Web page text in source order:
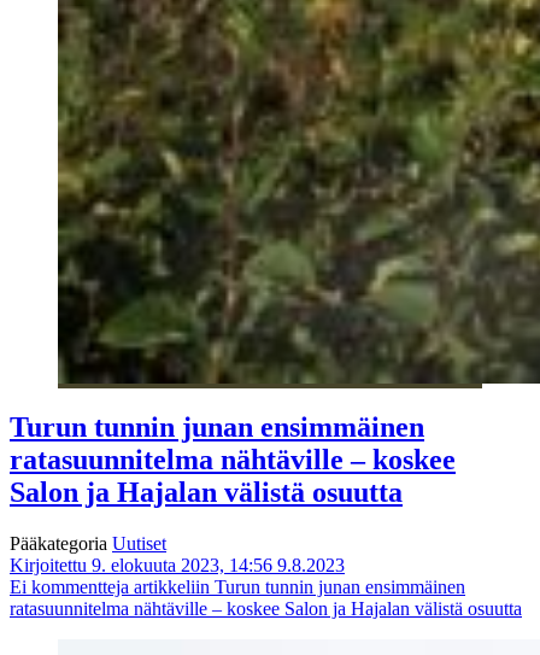
Turun tunnin junan ensimmäinen
ratasuunnitelma nähtäville – koskee
Salon ja Hajalan välistä osuutta
Pääkategoria Uutiset
Kirjoitettu 9. elokuuta 2023, 14:56 9.8.2023
Ei kommentteja artikkeliin Turun tunnin junan ensimmäinen
ratasuunnitelma nähtäville – koskee Salon ja Hajalan välistä osuutta